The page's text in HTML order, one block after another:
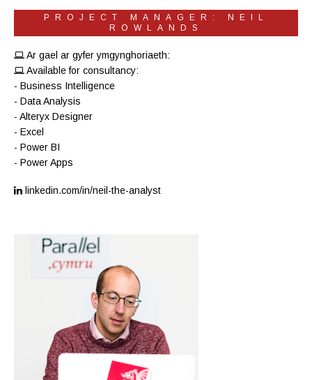
PROJECT MANAGER: NEIL
ROWLANDS
Ar gael ar gyfer ymgynghoriaeth:
Available for consultancy:
- Business Intelligence
- Data Analysis
- Alteryx Designer
- Excel
- Power BI
- Power Apps
linkedin.com/in/neil-the-analyst